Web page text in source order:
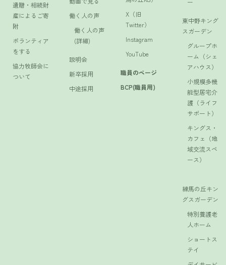
遺贈・相続財
産によるご寄
附
ボランティア
をする
協力牧師会に
ついて
働く人の声
働く人の声
(詳細)
説明会
新卒採用
中途採用
X（旧
Twitter）
Instagram
YouTube
職員のページ
BCP(職員用)
ー
東中野キング
スガーデン
グループホ
ーム（シェ
アハウス）
小規模多機
能型居宅介
護（ライフ
サポート）
キングス・
カフェ（地
域交流スペ
ース）
練馬の丘キン
グスガーデン
特別養護老
人ホーム
ショートス
テイ